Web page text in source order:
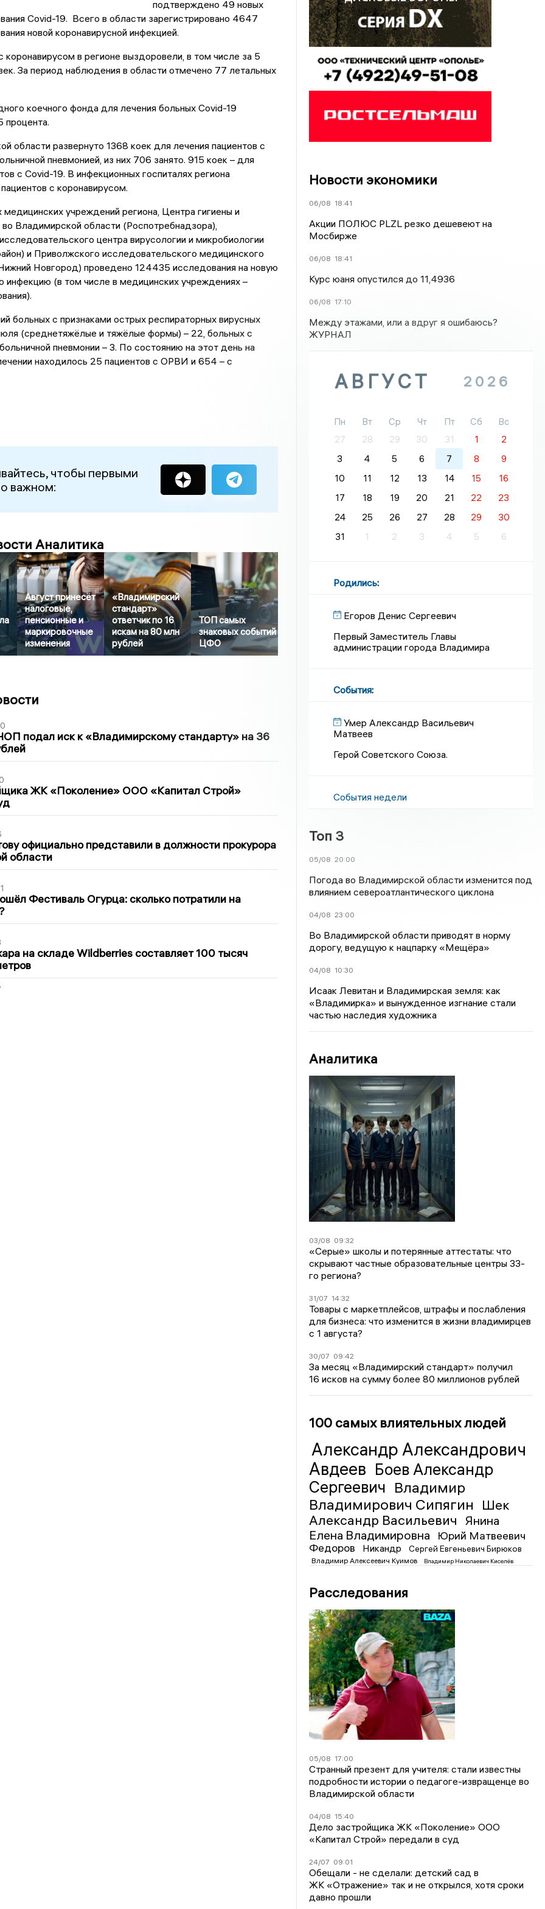
подтверждено 49 новых
Covid-19. Всего в области зарегистрировано 4647
новой коронавирусной инфекцией.
коронавирусом в регионе выздоровели, в том числе за 5
За период наблюдения в области отмечено 77 летальных
коечного фонда для лечения больных Covid-19
процента.
области развернуто 1368 коек для лечения пациентов с
пневмонией, из них 706 занято. 915 коек – для
с Covid-19. В инфекционных госпиталях региона
с коронавирусом.
медицинских учреждений региона, Центра гигиены и
Владимирской области (Роспотребнадзора),
центра вирусологии и микробиологии
и Приволжского исследовательского медицинского
Новгород) проведено 124435 исследования на новую
инфекцию (в том числе в медицинских учреждениях –
больных с признаками острых респираторных вирусных
(среднетяжёлые и тяжёлые формы) – 22, больных с
пневмонии – 3. По состоянию на этот день на
находилось 25 пациентов с ОРВИ и 654 – с
чтобы первыми
важном:
Аналитика
Август принесёт
налоговые,
пенсионные и
маркировочные
изменения
«Владимирский
стандарт»
ответчик по 16
искам на 80 млн
рублей
ТОП самых
знаковых событий
ЦФО
подал иск к «Владимирскому стандарту» на 36
ЖК «Поколение» ООО «Капитал Строй»
официально представили в должности прокурора
области
Фестиваль Огурца: сколько потратили на
на складе Wildberries составляет 100 тысяч
Новости экономики
06/08 18:41
Акции ПОЛЮС PLZL резко дешевеют на
Мосбирже
06/08 18:41
Курс юаня опустился до 11,4936
06/08 17:10
Между этажами, или а вдруг я ошибаюсь?
ЖУРНАЛ
АВГУСТ 2026
Пн Вт Ср Чт Пт Сб
Вс
27
28 29 30 31 1
2
3
4 5 6 7 8
9
10
11 12 13 14 15
16
17
18 19 20 21 22
23
24
25 26 27 28 29
30
31
1 2 3 4 5 6
Родились:
Егоров Денис Сергеевич
Первый Заместитель Главы
администрации города Владимира
События:
Умер Александр Васильевич
Матвеев
Герой Советского Союза.
События недели
Топ 3
05/08 20:00
Погода во Владимирской области изменится под
влиянием североатлантического циклона
04/08 23:00
Во Владимирской области приводят в норму
дорогу, ведущую к нацпарку «Мещёра»
04/08 10:30
Исаак Левитан и Владимирская земля: как
«Владимирка» и вынужденное изгнание стали
частью наследия художника
Аналитика
03/08 09:32
«Серые» школы и потерянные аттестаты: что
скрывают частные образовательные центры 33-
го региона?
31/07 14:32
Товары с маркетплейсов, штрафы и послабления
для бизнеса: что изменится в жизни владимирцев
с 1 августа?
30/07 09:42
За месяц «Владимирский стандарт» получил
16 исков на сумму более 80 миллионов рублей
100 самых влиятельных людей
Александр Александрович
Авдеев Боев Александр
Сергеевич Владимир
Владимирович Сипягин Шек
Александр Васильевич
Янина
Елена Владимировна
Юрий Матвеевич
Федоров
Никандр Сергей Евгеньевич Бирюков
Владимир Алексеевич Куимов Владимир Николаевич Киселёв
Расследования
05/08 17:00
Странный презент для учителя: стали известны
подробности истории о педагоге-извращенце во
Владимирской области
04/08 15:40
Дело застройщика ЖК «Поколение» ООО
«Капитал Строй» передали в суд
24/07 09:01
Обещали - не сделали: детский сад в
ЖК «Отражение» так и не открылся, хотя сроки
давно прошли